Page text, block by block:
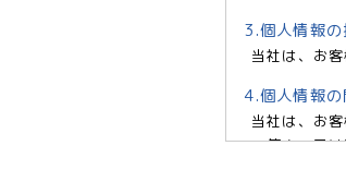
3.個人情報
当社は、お
4.個人情報
当社は、お
の停止、又